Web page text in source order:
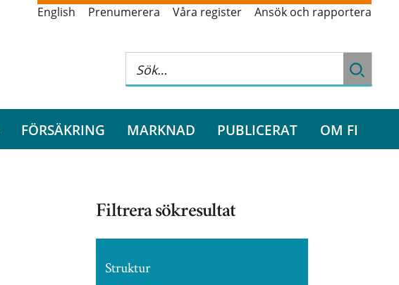
English Prenumerera Våra register Ansök och rapportera
FÖRSÄKRING MARKNAD PUBLICERAT OM FI
Filtrera sökresultat
Struktur